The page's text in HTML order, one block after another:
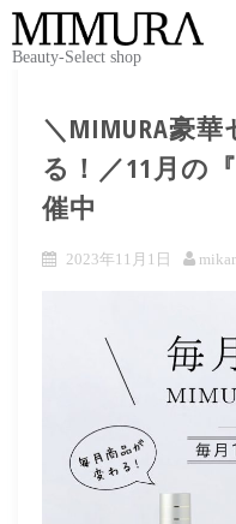
Beauty-Select shop
＼MIMURA豪
る！／11月の
催中
2023年11月1日